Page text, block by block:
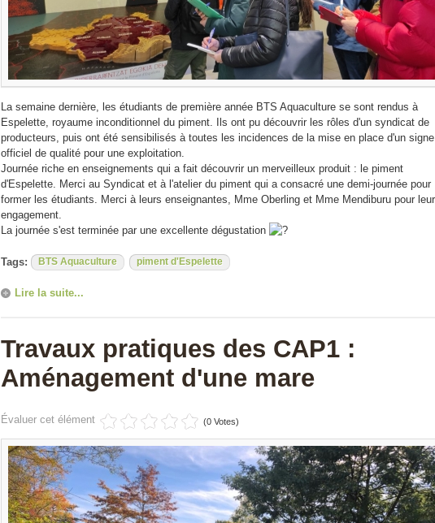
La semaine dernière, les étudiants de première année BTS Aquaculture se sont rendus à
Espelette, royaume inconditionnel du piment. Ils ont pu découvrir les rôles d'un syndicat de
producteurs, puis ont été sensibilisés à toutes les incidences de la mise en place d'un signe
officiel de qualité pour une exploitation.
Journée riche en enseignements qui a fait découvrir un merveilleux produit : le piment
d'Espelette. Merci au Syndicat et à l'atelier du piment qui a consacré une demi-journée pour
former les étudiants. Merci à leurs enseignantes, Mme Oberling et Mme Mendiburu pour leur
engagement.
La journée s'est terminée par une excellente dégustation
Tags: BTS Aquaculture piment d'Espelette
Lire la suite...
Travaux pratiques des CAP1 :
Aménagement d'une mare
Évaluer cet élément (0 Votes)